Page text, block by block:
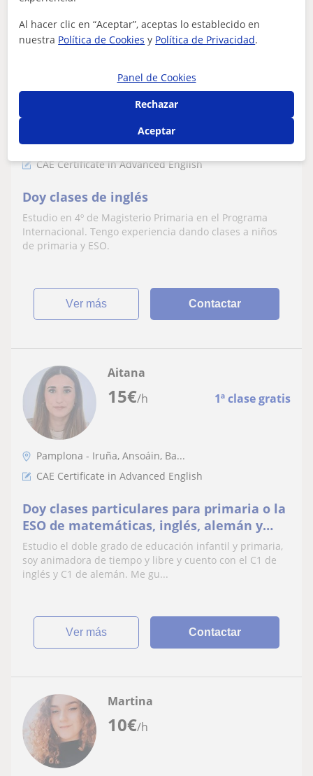
12€/h
Pamplona - Iruña, Ansoáin, Ba...
CAE Certificate in Advanced English
Doy clases de inglés
Estudio en 4º de Magisterio Primaria en el Programa
Internacional. Tengo experiencia dando clases a niños
de primaria y ESO.
ver más Contactar
15€/h 1ª clase gratis
Aitana
Pamplona - Iruña, Ansoáin, Ba...
CAE Certificate in Advanced English
Doy clases particulares para primaria o la
ESO de matemáticas, inglés, alemán y
biología
Estudio el doble grado de educación infantil y primaria,
soy animadora de tiempo y libre y cuento con el C1 de
inglés y C1 de alemán. Me gu...
ver más Contactar
10€/h
Martina
Al hacer clic en “Aceptar”, aceptas lo establecido en
nuestra Política de Cookies y Política de Privacidad.
Panel de Cookies
Rechazar
Aceptar